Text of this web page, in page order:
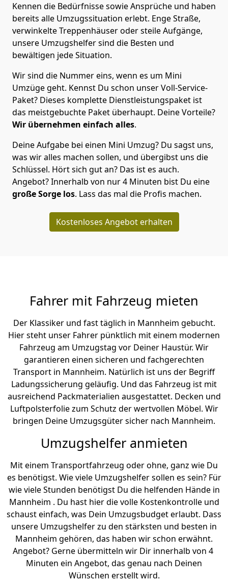
Kennen die Bedürfnisse sowie Ansprüche und haben
bereits alle Umzugssituation erlebt. Enge Straße,
verwinkelte Treppenhäuser oder steile Aufgänge,
unsere Umzugshelfer sind die Besten und
bewältigen jede Situation.
Wir sind die Nummer eins, wenn es um Mini
Umzüge geht. Kennst Du schon unser Voll-Service-
Paket? Dieses komplette Dienstleistungspaket ist
das meistgebuchte Paket überhaupt. Deine Vorteile?
Wir übernehmen einfach alles.
Deine Aufgabe bei einen Mini Umzug? Du sagst uns,
was wir alles machen sollen, und übergibst uns die
Schlüssel. Hört sich gut an? Das ist es auch.
Angebot? Innerhalb von nur 4 Minuten bist Du eine
große Sorge los. Lass das mal die Profis machen.
Kostenloses Angebot erhalten
Fahrer mit Fahrzeug mieten
Der Klassiker und fast täglich in Mannheim gebucht.
Hier steht unser Fahrer pünktlich mit einem modernen
Fahrzeug am Umzugstag vor Deiner Haustür. Wir
garantieren einen sicheren und fachgerechten
Transport in Mannheim. Natürlich ist uns der Begriff
Ladungssicherung geläufig. Und das Fahrzeug ist mit
ausreichend Packmaterialien ausgestattet. Decken und
Luftpolsterfolie zum Schutz der wertvollen Möbel. Wir
bringen Deine Umzugsgüter sicher nach Mannheim.
Umzugshelfer anmieten
Mit einem Transportfahrzeug oder ohne, ganz wie Du
es benötigst. Wie viele Umzugshelfer sollen es sein? Für
wie viele Stunden benötigst Du die helfenden Hände in
Mannheim . Du hast hier die volle Kostenkontrolle und
schaust einfach, was Dein Umzugsbudget erlaubt. Dass
unsere Umzugshelfer zu den stärksten und besten in
Mannheim gehören, das haben wir schon erwähnt.
Angebot? Gerne übermitteln wir Dir innerhalb von 4
Minuten ein Angebot, das genau nach Deinen
Wünschen erstellt wird.